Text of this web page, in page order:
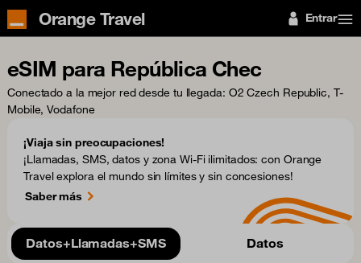
Orange Travel Entrar
eSIM para República Chec
Conectado a la mejor red desde tu llegada: O2 Czech Republic, T-
Mobile, Vodafone
¡Viaja sin preocupaciones!
¡Llamadas, SMS, datos y zona Wi-Fi ilimitados: con Orange
Travel explora el mundo sin límites y sin concesiones!
Saber más
Datos+Llamadas+SMS Datos